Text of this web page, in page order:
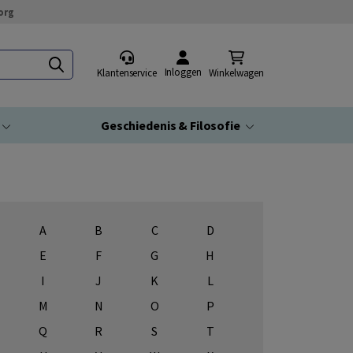
Klantenservice Inloggen Winkelwagen
Geschiedenis & Filosofie
A B C
D
E
F G
H
I
J K
L
M
N O
P
Q
R S
T